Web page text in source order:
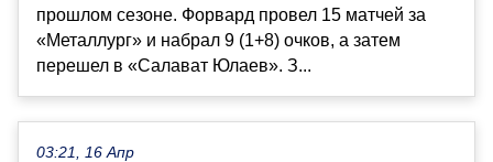
прошлом сезоне. Форвард провел 15 матчей за
«Металлург» и набрал 9 (1+8) очков, а затем
перешел в «Салават Юлаев». З...
03:21, 16 Апр